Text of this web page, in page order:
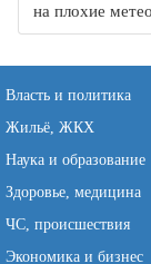
на плохие
Власть и политика
Жильё, ЖКХ
Наука и образование
Здоровье, медицина
ЧС, происшествия
Экономика и бизнес